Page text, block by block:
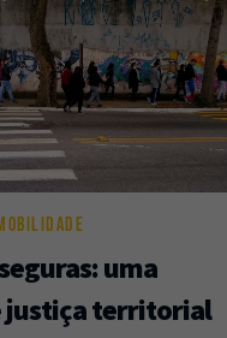
uma
justiça territorial